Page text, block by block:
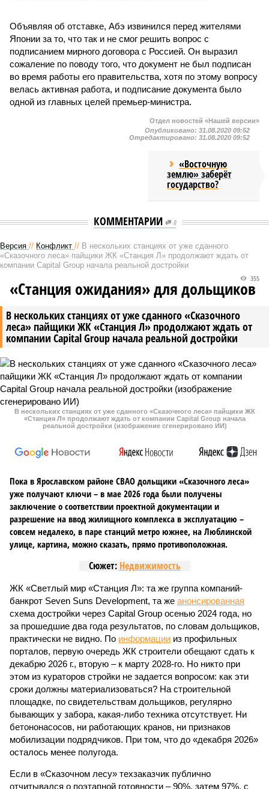
Объявляя об отставке, Абэ извинился перед жителями
Японии за то, что так и не смог решить вопрос с
подписанием мирного договора с Россией. Он выразил
сожаление по поводу того, что документ не был подписан
во время работы его правительства, хотя по этому вопросу
велась активная работа, и подписание документа было
одной из главных целей премьер-министра.
Отдел новостей «Нашей версии»
Опубликовано: 31.08.2020 09:52
Отредактировано: 31.08.2020 09:52
«Восточную
землю» заберёт
государство?
КОММЕНТАРИИ 0
Версия // Конфликт // В нескольких станциях от уже сданного
«Сказочного леса» пайщики ЖК «Станция Л» продолжают ждать от
компании Capital Group начала реальной достройки
В нескольких станциях от уже сданного «Сказочного
леса» пайщики ЖК «Станция Л» продолжают ждать от
компании Capital Group начала реальной достройки
355
«Станция ожидания» для дольщиков
В нескольких станциях от уже сданного «Сказочного леса» пайщики ЖК
«Станция Л» продолжают ждать от компании Capital Group начала
реальной достройки (изображение сгенерировано ИИ)
Пока в Ярославском районе СВАО дольщики «Сказочного леса»
уже получают ключи – в мае 2026 года были получены
заключение о соответствии проектной документации и
разрешение на ввод жилищного комплекса в эксплуатацию –
совсем недалеко, в паре станций метро южнее, на Люблинской
улице, картина, можно сказать, прямо противоположная.
Сюжет: Недвижимость
ЖК «Светлый мир «Станция Л»: та же группа компаний-
банкрот Seven Suns Development, та же анонсированная
схема достройки через Capital Group осенью 2024 года, но
за прошедшие два года результатов, по словам дольщиков,
практически не видно. По информации из профильных
порталов, первую очередь ЖК строители обещают сдать к
декабрю 2026 г., вторую – к марту 2028-го. Но никто при
этом из кураторов стройки не задается вопросом: как эти
сроки должны материализоваться? На строительной
площадке, по свидетельствам дольщиков, регулярно
бывающих у забора, какая-либо техника отсутствует. Ни
бетононасосов, ни работающих кранов, ни признаков
мобилизации подрядчиков. При том, что до «декабря 2026»
осталось менее полугода.
Если в «Сказочном лесу» техзаказчик публично
отчитывался о поэтапной готовности – 90%, затем 97%, с